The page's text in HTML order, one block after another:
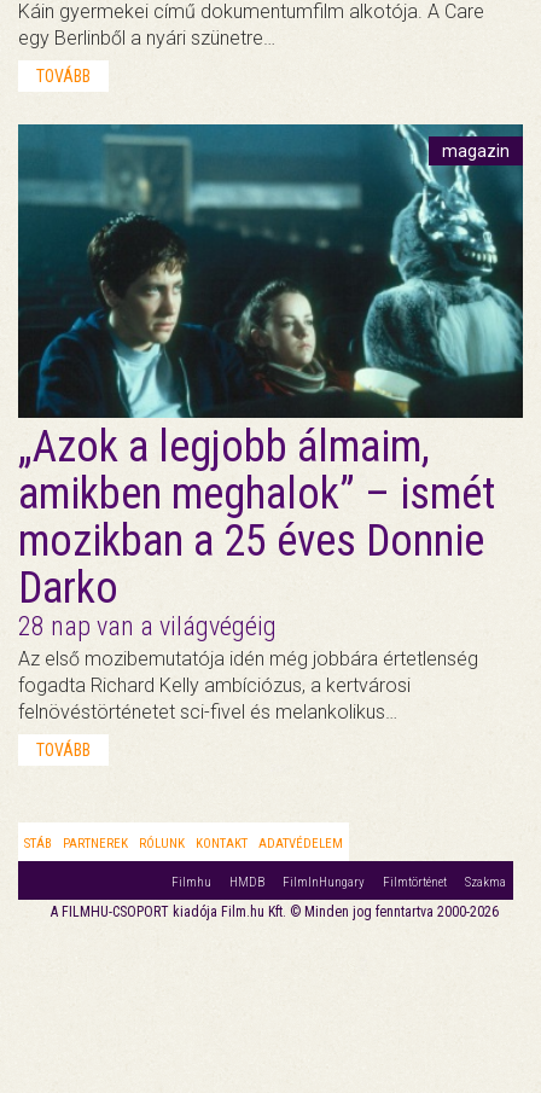
Káin gyermekei című dokumentumfilm alkotója. A Care
egy Berlinből a nyári szünetre…
TOVÁBB
magazin
„Azok a legjobb álmaim,
amikben meghalok” – ismét
mozikban a 25 éves Donnie
Darko
28 nap van a világvégéig
Az első mozibemutatója idén még jobbára értetlenség
fogadta Richard Kelly ambíciózus, a kertvárosi
felnövéstörténetet sci-fivel és melankolikus…
TOVÁBB
STÁB PARTNEREK RÓLUNK KONTAKT ADATVÉDELEM
Filmhu HMDB FilmInHungary Filmtörténet Szakma
A FILMHU-CSOPORT kiadója Film.hu Kft. © Minden jog fenntartva 2000-2026